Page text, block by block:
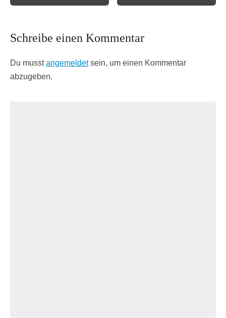
Schreibe einen Kommentar
Du musstangemeldetsein, um einen Kommentar
abzugeben.